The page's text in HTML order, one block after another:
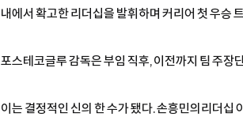
내에서 확고한 리더십을 발휘하며 커리어 첫 우승
포스테코글루 감독은 부임 직후, 이전까지 팀 주
이는 결정적인 신의 한 수가 됐다. 손흥민의리더